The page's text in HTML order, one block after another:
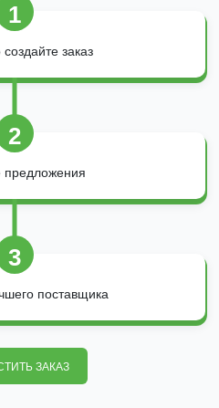
1
заказ
2
предложения
3
поставщика
ЗАКАЗ